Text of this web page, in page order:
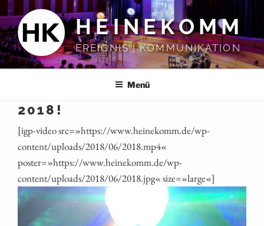
Inhalt
springen
HEINEKOMM
EREIGNIS | KOMMUNIKATION
Menü
2018!
[igp-video src=»https://www.heinekomm.de/wp-
content/uploads/2018/06/2018.mp4«
poster=»https://www.heinekomm.de/wp-
content/uploads/2018/06/2018.jpg« size=»large«]